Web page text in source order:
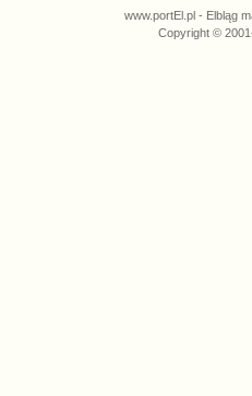
www.portEl.pl - Elbląg
Copyright ©